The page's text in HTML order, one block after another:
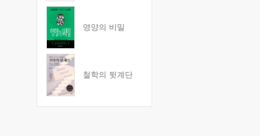
영양의 비밀
철학의 뒷계단